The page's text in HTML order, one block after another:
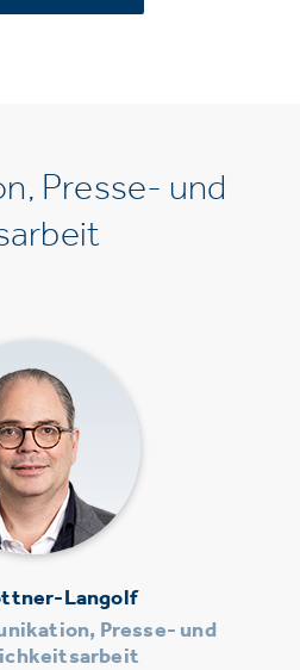
Presse- und
Langolf
Presse- und